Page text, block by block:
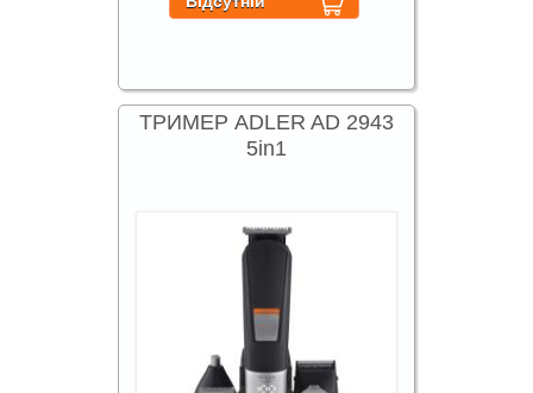
ТРИМЕР ADLER AD 2943
5in1